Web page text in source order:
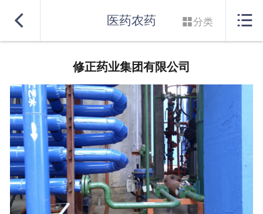
实力良盛
产品系列
行业解决方案
服务支持
联系我们
 医药农药 分类 
修正药业集团有限公司